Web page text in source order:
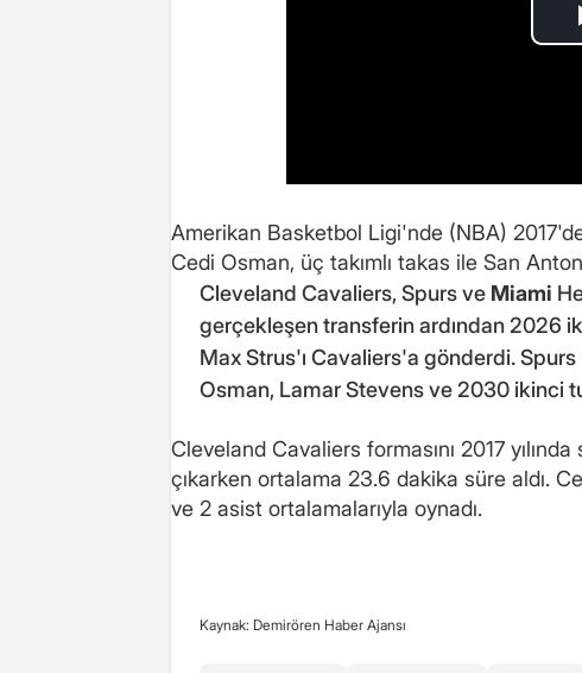
Amerikan Basketbol Ligi'nde (NBA)
Cedi Osman, üç takımlı takas ile San
Cleveland Cavaliers, Spurs ve Miami
gerçekleşen transferin ardından 2026
Max Strus'ı Cavaliers'a gönderdi.
Osman, Lamar Stevens ve 2030 ikinci
Cleveland Cavaliers formasını 2017
çıkarken ortalama 23.6 dakika süre aldı.
ve 2 asist ortalamalarıyla oynadı.
Kaynak: Demirören Haber Ajansı